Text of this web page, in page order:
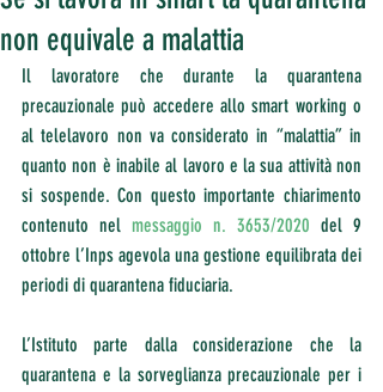
non equivale a malattia
Il lavoratore che durante la quarantena
precauzionale può accedere allo smart working o
al telelavoro non va considerato in “malattia” in
quanto non è inabile al lavoro e la sua attività non
si sospende. Con questo importante chiarimento
contenuto nel messaggio n. 3653/2020 del 9
ottobre l’Inps agevola una gestione equilibrata dei
periodi di quarantena fiduciaria.
L’Istituto parte dalla considerazione che la
quarantena e la sorveglianza precauzionale per i